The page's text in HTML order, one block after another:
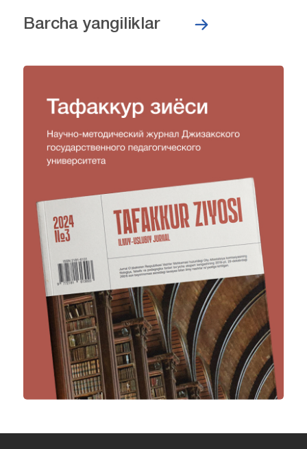
Barcha yangiliklar